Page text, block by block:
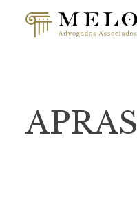
APRAS